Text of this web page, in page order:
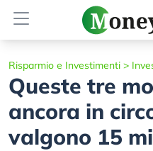
Risparmio e Investimenti >
Queste tre
ancora in
valgono 15